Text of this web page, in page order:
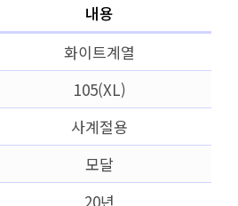
내용
화이트계열
105(XL)
사계절용
모달
20년